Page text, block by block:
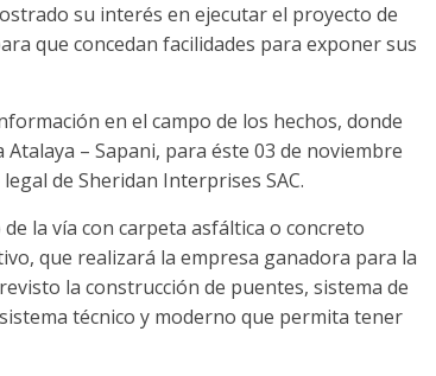
su interés en ejecutar el proyecto de
que concedan facilidades para exponer sus
en el campo de los hechos, donde
– Sapani, para éste 03 de noviembre
de Sheridan Interprises SAC.
la vía con carpeta asfáltica o concreto
que realizará la empresa ganadora para la
la construcción de puentes, sistema de
técnico y moderno que permita tener